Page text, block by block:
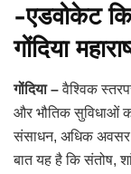
-एडवोकेट
गोंदिया
गोंदिया –वैश्विक
और भौतिक सुविधाओं
संसाधन, अधिक अवसर
बात यह है कि संतोष,